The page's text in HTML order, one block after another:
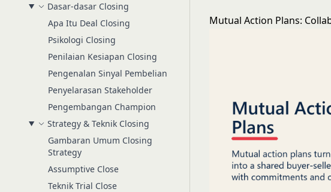
Dasar-dasar Closing
Apa Itu Deal Closing
Psikologi Closing
Penilaian Kesiapan Closing
Pengenalan Sinyal Pembelian
Penyelarasan Stakeholder
Pengembangan Champion
Strategy & Teknik Closing
Gambaran Umum Closing
Strategy
Assumptive Close
Teknik Trial Close
Mutual Action Plans: